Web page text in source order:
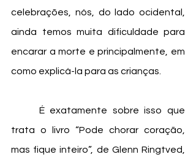
celebrações, nós, do lado ocidental,
ainda temos muita dificuldade para
encarar a morte e principalmente, em
como explicá-la para as crianças.
trata o livro “Pode chorar coração,
mas fique inteiro”, de Glenn Ringtved,